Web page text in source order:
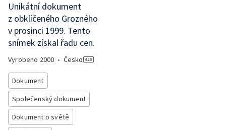
Unikátní dokument
z obklíčeného Grozného
v prosinci 1999. Tento
snímek získal řadu cen.
Vyrobeno 2000 • Česko
Dokument
Společenský dokument
Dokument o světě